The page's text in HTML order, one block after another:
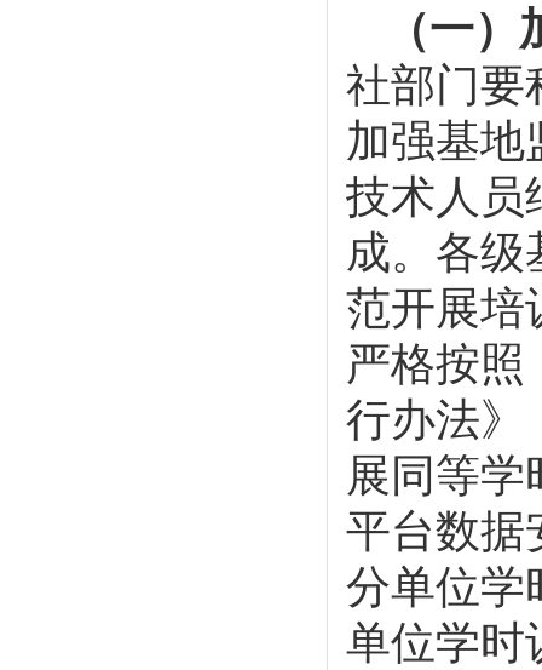
（一
社部门要
加强基
技术人员
成。各
范开展培
严格按
行办法》
展同等
平台数据
分单位学
单位学时